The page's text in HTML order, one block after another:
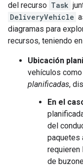
del recurso Task
DeliveryVehicle
diagramas para
recursos, teniendo
Ubicación
vehículos
planificadas,
En el
del
paquetes
requieren
de